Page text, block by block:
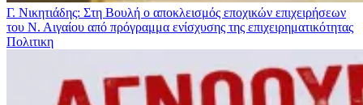
Γ. Νικητιάδης: Στη Βουλή ο αποκλεισμός εποχικών επιχειρήσεων
του Ν. Αιγαίου από πρόγραμμα ενίσχυσης της επιχειρηματικότητας
Πολιτικη